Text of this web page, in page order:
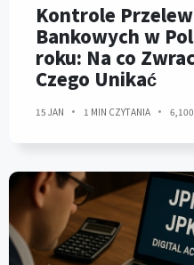
Kontrole
Bankowych w
roku: Na co
Czego Unikać
15 JAN 1 MIN CZYTANIA 6,100